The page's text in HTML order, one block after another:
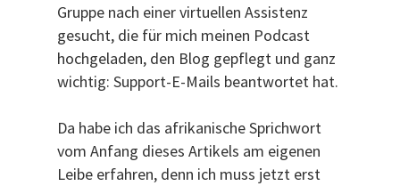
Gruppe nach einer virtuellen Assistenz
gesucht, die für mich meinen Podcast
hochgeladen, den Blog gepflegt und ganz
wichtig: Support-E-Mails beantwortet hat.
Da habe ich das afrikanische Sprichwort
vom Anfang dieses Artikels am eigenen
Leibe erfahren, denn ich muss jetzt erst